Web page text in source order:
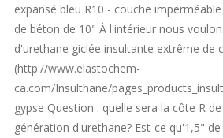
expansé bleu R10 - couche
de béton de 10" À l'intérieur nous
d'urethane giclée insultante extrême de
(http://www.elastochem-
ca.com/Insulthane/
gypse Question : quelle sera la côte R
génération d'urethane? Est-ce qu'1,5"